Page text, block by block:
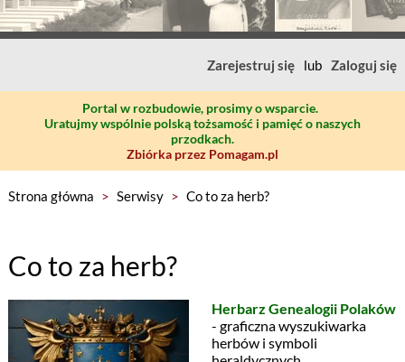
Zarejestruj się lub Zaloguj się
Portal w rozbudowie, prosimy o wsparcie.
Uratujmy wspólnie polską tożsamość i pamięć o naszych
przodkach.
Zbiórka przez Pomagam.pl
Strona główna > Serwisy > Co to za herb?
Co to za herb?
Herbarz Genealogii Polaków
- graficzna wyszukiwarka
herbów i symboli